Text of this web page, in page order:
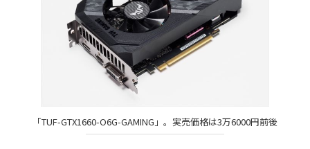
「TUF-GTX1660-O6G-GAMING」。実売価格は3万6000円前後